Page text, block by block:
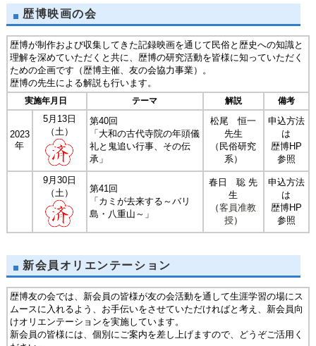
歴博映画の会
歴博が制作および収集してきた記録映画を通じて民俗と歴史への知識と
理解を深めていただくと共に、歴博の研究活動を皆様に知っていただく
ための企画です（歴博主催、友の会協力事業）。
歴博の先生による解説も行います。
実施年月日 テーマ 解説 備考
2023
年
5月13日
（土）
第40回
「大和の古代寺院の年頭儀
礼と鬼追い行事、その伝
承」
松尾 恒一
先生
（民俗研究
系）
申込方法
は
歴博HP
参照
9月30日
（土）
第41回
「カミが去来する～バリ
島・八重山～」
春日 聡 先
生
（客員准教
授）
申込方法
は
歴博HP
参照
新会員オリエンテーション
歴博友の会では、新会員の皆様が友の会活動を通して生涯学習の場にス
ムースに入れるよう、お手伝いをさせていただければと考え、新会員向
けオリエンテーションを実施しています。
新会員の皆様には、個別にご案内を差し上げますので、どうぞご活用く